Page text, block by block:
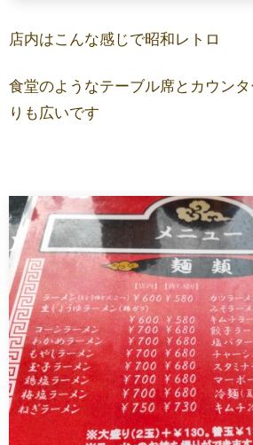
店内はこんな感じで昭和レトロ
食堂のようなテーブル席とカウン
りも広いです